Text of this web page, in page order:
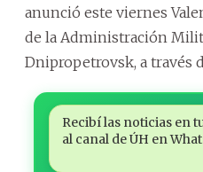
anunció este viernes
de la Administración
Dnipropetrovsk, a través
Recibí las noticias en
al canal de ÚH en